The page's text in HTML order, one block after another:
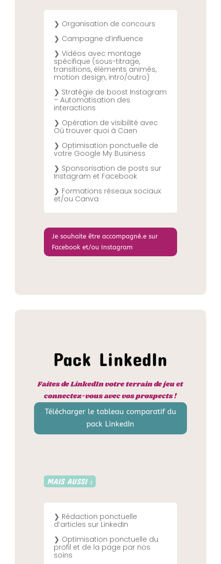
❯ Organisation de concours
❯ Campagne d’influence
❯ Vidéos avec montage
spécifique (sous-titrage,
transitions, éléments animés,
motion design, intro/outro)
❯ Stratégie de boost Instagram
– Automatisation des
interactions
❯ Opération de visibilité avec
Où trouver quoi à Caen
❯ Optimisation ponctuelle de
votre Google My Business
❯ Sponsorisation de posts sur
Instagram et Facebook
❯ Formations réseaux sociaux
et/ou Canva
Je souhaite être accompagné.e sur
Facebook et/ou Instagram
Pack LinkedIn
Faites de LinkedIn votre terrain de jeu et
connectez-vous avec vos prospects !
Télécharger le tableau comparatif du
pack LinkedIn
MAIS AUSSI :
❯ Rédaction ponctuelle
d’articles sur LinkedIn
❯ Optimisation ponctuelle du
profil et de la page par nos
soins